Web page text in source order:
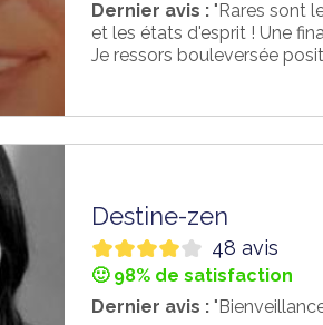
Dernier avis : "Rares sont
et les états d'esprit ! Une
Je ressors bouleversée
Destine-zen
48 avis
🙂 98% de satisfaction
Dernier avis :